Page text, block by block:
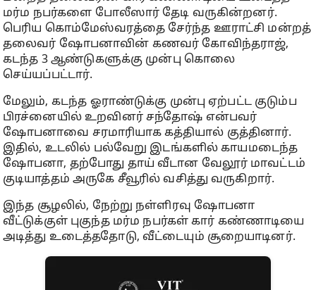
மர்ம நபர்களை போலீஸார் தேடி வருகின்றனர்.
பெரிய கொம்மேஸ்வரத்தை சேர்ந்த ஊராட்சி மன்றத்
தலைவர் ஷோபனாவின் கணவர் கோவிந்தராஜ்,
கடந்த 3 ஆண்டுகளுக்கு முன்பு கொலை
செய்யப்பட்டார்.
மேலும், கடந்த ஓராண்டுக்கு முன்பு ஏற்பட்ட குடும்ப
பிரச்னையில் உறவினர் சந்தோஷ் என்பவர்
ஷோபனாவை சரமாரியாக கத்தியால் குத்தினார்.
இதில், உடலில் பல்வேறு இடங்களில் காயமடைந்த
ஷோபனா, தற்போது தாய் வீடான வேலூர் மாவட்டம்
குடியாத்தம் அருகே சீவூரில் வசித்து வருகிறார்.
இந்த சூழலில், நேற்று நள்ளிரவு ஷோபனா
வீட்டுக்குள் புகுந்த மர்ம நபர்கள் கார் கண்ணாடியை
அடித்து உடைத்ததோடு, வீட்டையும் சூறையாடினர்.